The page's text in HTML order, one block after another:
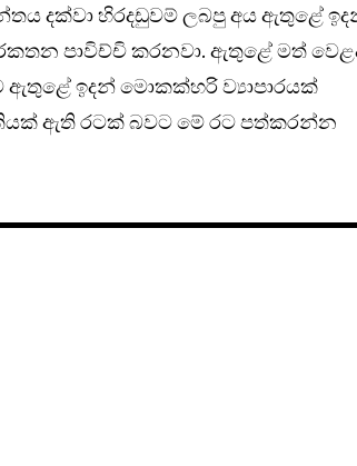
දක්වා හිරදඩුවම් ලබපු අය ඇතුළේ
පාවිච්චි කරනවා. ඇතුළේ මත්
ඉදන් මොකක්හරි ව්‍යාපාරයක්
ඇති රටක් බවට මේ රට පත්කරන්න